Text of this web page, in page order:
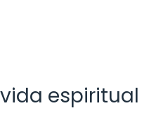
espiritual